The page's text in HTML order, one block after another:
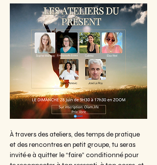
À travers des ateliers, des temps de pratique
et des rencontres en petit groupe, tu seras
invité·e à quitter le “faire” conditionné pour